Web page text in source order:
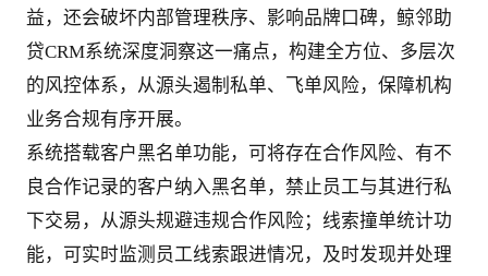
益，还会破坏内部管理秩序、影响品牌口碑，鲸邻助
贷CRM系统深度洞察这一痛点，构建全方位、多层次
的风控体系，从源头遏制私单、飞单风险，保障机构
业务合规有序开展。
系统搭载客户黑名单功能，可将存在合作风险、有不
良合作记录的客户纳入黑名单，禁止员工与其进行私
下交易，从源头规避违规合作风险；线索撞单统计功
能，可实时监测员工线索跟进情况，及时发现并处理